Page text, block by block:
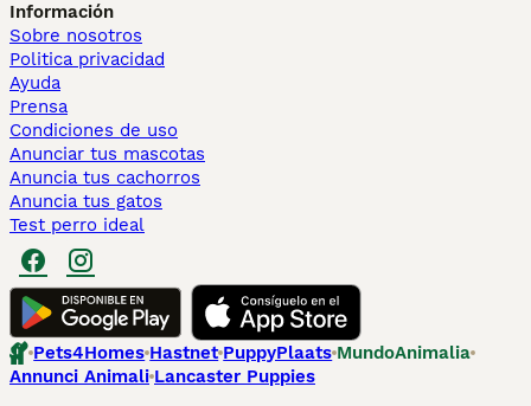
Información
Sobre nosotros
Politica privacidad
Ayuda
Prensa
Condiciones de uso
Anunciar tus mascotas
Anuncia tus cachorros
Anuncia tus gatos
Test perro ideal
Pets4Homes Hastnet PuppyPlaats MundoAnimalia
Annunci Animali Lancaster Puppies